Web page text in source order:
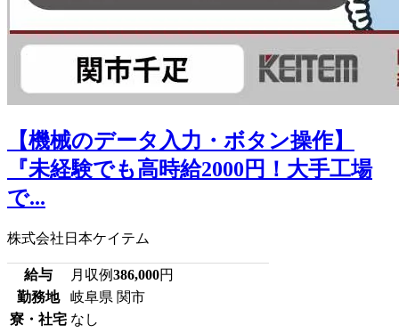
【機械のデータ入力・ボタン操作】
『未経験でも高時給2000円！大手工場
で...
株式会社日本ケイテム
給与 月収例386,000円
勤務地
岐阜県 関市
寮・社宅 なし